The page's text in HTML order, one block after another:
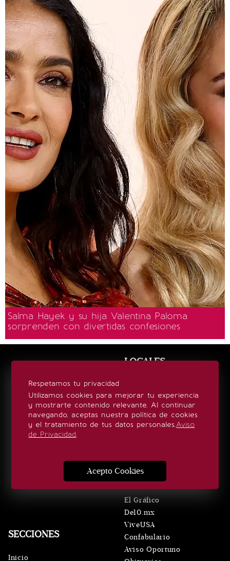
Salma Hayek y su hija Valentina Paloma
sorprenden con divertidas confesiones
Respetamos tu privacidad
Utilizamos cookies para mejorar tu experiencia
y mostrarte contenido relevante. Al continuar
navegando, aceptas nuestra política de cookies
y el tratamiento de tus datos personales.Aviso
de Privacidad.
Acepto Cookies
SECCIONES
Inicio
VERTICALES
El Gráfico
De10.mx
ViveUSA
Confabulario
Aviso Oportuno
LOCALES
San Luis Potosí
Oaxaca
Puebla
Edomex